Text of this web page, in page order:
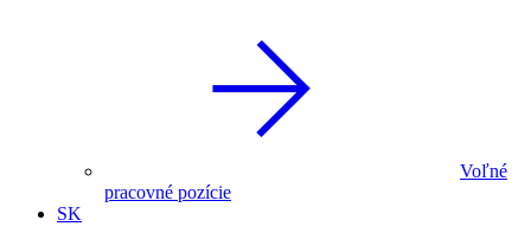
Voľné
pracovné pozície
SK